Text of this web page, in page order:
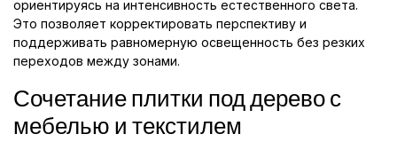
ориентируясь на интенсивность естественного света.
Это позволяет корректировать перспективу и
поддерживать равномерную освещенность без резких
переходов между зонами.
Сочетание плитки под дерево с
мебелью и текстилем